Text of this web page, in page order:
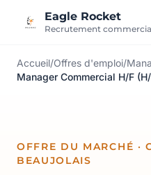
Eagle Rocket
Recrutement
Accueil/Offres d'emploi/
Manager Commercial H/F
OFFRE DU MARCHÉ ·
BEAUJOLAIS